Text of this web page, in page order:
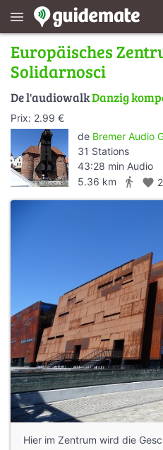
menu
Europäisches
Solidarnosci
De l'audiowalkDanzig
Prix: 2.99 €
de Bremer Audio
31 Stations
43:28 min Audio
5.36 km
directions_walk favorite
Hier im Zentrum wird die